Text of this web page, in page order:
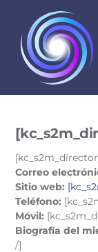
content
Correo
Sitio web:
Teléfono:
Móvil:
Biografía del
/]